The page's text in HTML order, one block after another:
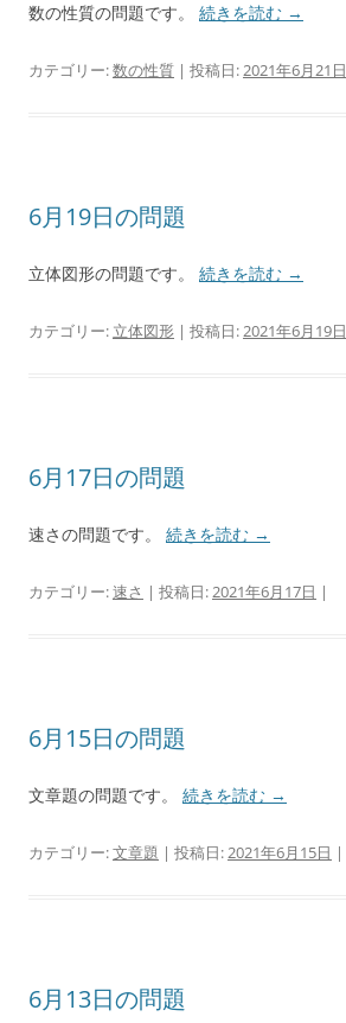
数の性質の問題です。 続きを読む →
カテゴリー:数の性質 | 投稿日:2021年6月21日
6月19日の問題
立体図形の問題です。 続きを読む →
カテゴリー: 立体図形 | 投稿日:2021年6月19日
6月17日の問題
速さの問題です。 続きを読む →
カテゴリー:速さ | 投稿日:2021年6月17日 |
6月15日の問題
文章題の問題です。 続きを読む →
カテゴリー:文章題 | 投稿日:2021年6月15日 |
6月13日の問題